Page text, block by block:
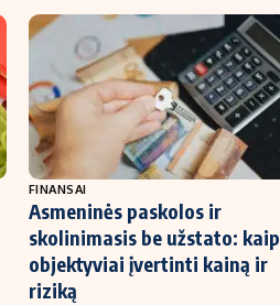
FINANSAI
Asmeninės paskolos ir
skolinimasis be užstato: kaip
objektyviai įvertinti kainą ir
riziką